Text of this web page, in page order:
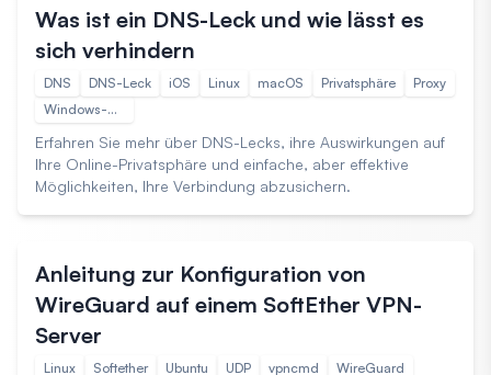
10. Apr. 2025 13:36
Was ist ein DNS-Leck und wie lässt es
sich verhindern
DNS DNS-Leck iOS Linux macOS Privatsphäre
Proxy
Windows-Betriebssystem
Erfahren Sie mehr über DNS-Lecks, ihre Auswirkungen auf
Ihre Online-Privatsphäre und einfache, aber effektive
Möglichkeiten, Ihre Verbindung abzusichern.
Anleitungen
Anleitung zur Konfiguration von
WireGuard auf einem SoftEther VPN-
Server
Linux Softether Ubuntu UDP vpncmd WireGuard